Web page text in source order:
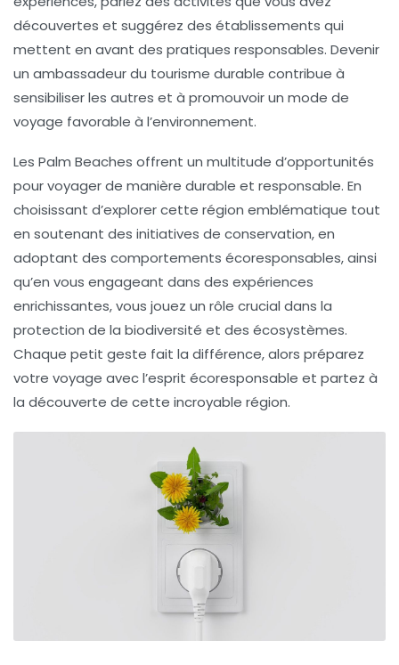
découvertes et suggérez des établissements qui
mettent en avant des pratiques responsables. Devenir
un ambassadeur du tourisme durable contribue à
sensibiliser les autres et à promouvoir un mode de
voyage favorable à l’environnement.
Les Palm Beaches offrent un multitude d’opportunités
pour voyager de manière durable et responsable. En
choisissant d’explorer cette région emblématique tout
en soutenant des initiatives de conservation, en
adoptant des comportements écoresponsables, ainsi
qu’en vous engageant dans des expériences
enrichissantes, vous jouez un rôle crucial dans la
protection de la biodiversité et des écosystèmes.
Chaque petit geste fait la différence, alors préparez
votre voyage avec l’esprit écoresponsable et partez à
la découverte de cette incroyable région.